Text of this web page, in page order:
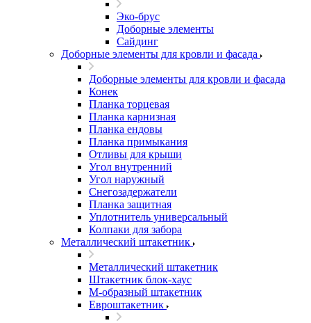
Эко-брус
Доборные элементы
Сайдинг
Доборные элементы для кровли и фасада
Доборные элементы для кровли и фасада
Конек
Планка торцевая
Планка карнизная
Планка ендовы
Планка примыкания
Отливы для крыши
Угол внутренний
Угол наружный
Снегозадержатели
Планка защитная
Уплотнитель универсальный
Колпаки для забора
Металлический штакетник
Металлический штакетник
Штакетник блок-хаус
М-образный штакетник
Евроштакетник